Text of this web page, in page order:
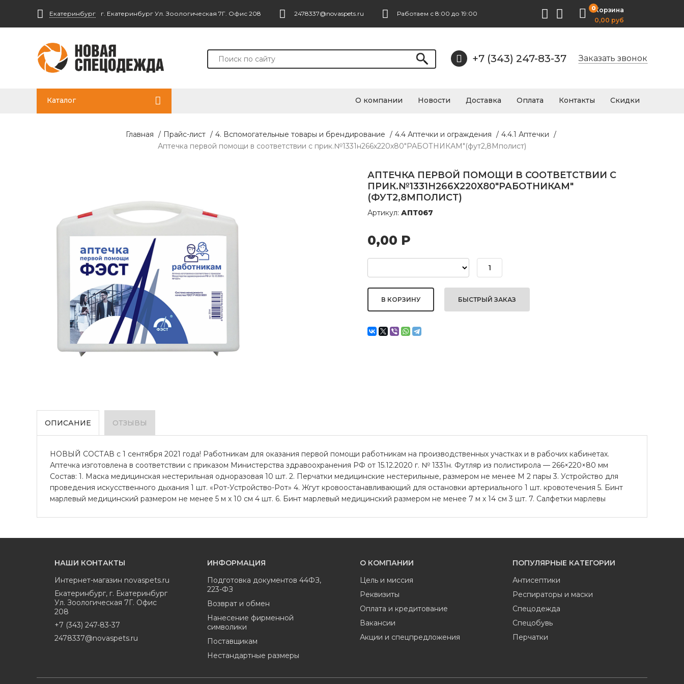
Екатеринбург г. Екатеринбург Ул. Зоологическая 7Г. Офис 208 2478337@novaspets.ru Работаем с 8:00 до 19:00
0Корзина
0,00 руб
+7 (343) 247-83-37 Заказать звонок
Каталог О компании Новости Доставка Оплата Контакты Скидки
Главная / Прайс-лист / 4. Вспомогательные товары и брендирование / 4.4 Аптечки и ограждения / 4.4.1 Аптечки /
Аптечка первой помощи в соответствии с прик.№1331н266х220х80"РАБОТНИКАМ"(фут2,8Мполист)
АПТЕЧКА ПЕРВОЙ ПОМОЩИ В СООТВЕТСТВИИ С
ПРИК.№1331Н266Х220Х80"РАБОТНИКАМ"
(ФУТ2,8МПОЛИСТ)
Артикул: АПТ067
0,00 Р
БЫСТРЫЙ ЗАКАЗ
ОПИСАНИЕ ОТЗЫВЫ
НОВЫЙ СОСТАВ с 1 сентября 2021 года! Работникам для оказания первой помощи работникам на производственных участках и в рабочих кабинетах.
Аптечка изготовлена в соответствии с приказом Министерства здравоохранения РФ от 15.12.2020 г. № 1331н. Футляр из полистирола — 266×220×80 мм
Состав: 1. Маска медицинская нестерильная одноразовая 10 шт. 2. Перчатки медицинские нестерильные, размером не менее М 2 пары 3. Устройство для
проведения искусственного дыхания 1 шт. «Рот-Устройство-Рот» 4. Жгут кровоостанавливающий для остановки артериального 1 шт. кровотечения 5. Бинт
марлевый медицинский размером не менее 5 м х 10 см 4 шт. 6. Бинт марлевый медицинский размером не менее 7 м х 14 см 3 шт. 7. Салфетки марлевы
НАШИ КОНТАКТЫ
Интернет-магазин novaspets.ru
Екатеринбург, г. Екатеринбург
Ул. Зоологическая 7Г. Офис
208
+7 (343) 247-83-37
2478337@novaspets.ru
ИНФОРМАЦИЯ
Подготовка документов 44ФЗ,
223-ФЗ
Возврат и обмен
Нанесение фирменной
символики
Поставщикам
Нестандартные размеры
О КОМПАНИИ
Цель и миссия
Реквизиты
Оплата и кредитование
Вакансии
Акции и спецпредложения
ПОПУЛЯРНЫЕ КАТЕГОРИИ
Антисептики
Респираторы и маски
Спецодежда
Спецобувь
Перчатки